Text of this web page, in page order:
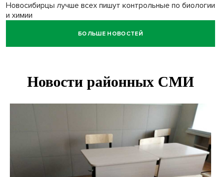
Новосибирцы лучше всех пишут контрольные по биологии
и химии
БОЛЬШЕ НОВОСТЕЙ